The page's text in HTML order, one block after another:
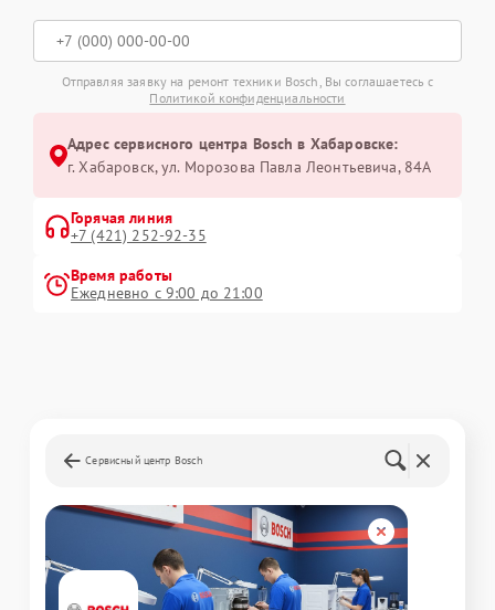
Отправляя заявку на ремонт техники Bosch, Вы соглашаетесь с
Политикой конфиденциальности
Адрес сервисного центра Bosch в Хабаровске:
г. Хабаровск, ул. Морозова Павла Леонтьевича, 84А
Горячая линия
+7 (421) 252-92-35
Время работы
Ежедневно с 9:00 до 21:00
Сервисный центр Bosch